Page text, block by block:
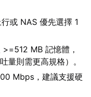
或 NAS 優先選擇 1
MB 記憶體，
量則需更高規格）。
Mbps，建議支援硬